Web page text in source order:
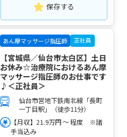
保存する
あん摩マッサージ指圧師 正社員
【宮城県／仙台市太白区】土日
お休み☆治療院におけるあん摩
マッサージ指圧師のお仕事です
♪＜正社員＞
仙台市営地下鉄南北線「長町
一丁目駅」（徒歩11分）
【月収】21.9万円 ～ 程度 ※諸
手当込み